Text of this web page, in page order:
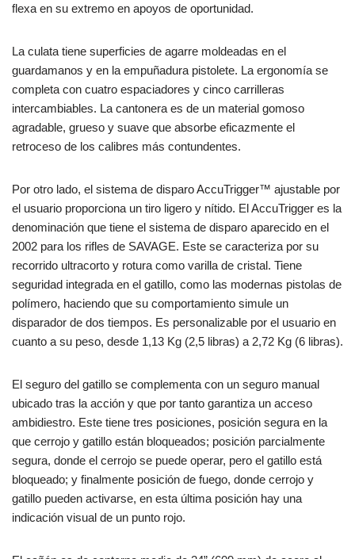
flexa en su extremo en apoyos de oportunidad.
La culata tiene superficies de agarre moldeadas en el
guardamanos y en la empuñadura pistolete. La ergonomía se
completa con cuatro espaciadores y cinco carrilleras
intercambiables. La cantonera es de un material gomoso
agradable, grueso y suave que absorbe eficazmente el
retroceso de los calibres más contundentes.
Por otro lado, el sistema de disparo AccuTrigger™ ajustable por
el usuario proporciona un tiro ligero y nítido. El AccuTrigger es la
denominación que tiene el sistema de disparo aparecido en el
2002 para los rifles de SAVAGE. Este se caracteriza por su
recorrido ultracorto y rotura como varilla de cristal. Tiene
seguridad integrada en el gatillo, como las modernas pistolas de
polímero, haciendo que su comportamiento simule un
disparador de dos tiempos. Es personalizable por el usuario en
cuanto a su peso, desde 1,13 Kg (2,5 libras) a 2,72 Kg (6 libras).
El seguro del gatillo se complementa con un seguro manual
ubicado tras la acción y que por tanto garantiza un acceso
ambidiestro. Este tiene tres posiciones, posición segura en la
que cerrojo y gatillo están bloqueados; posición parcialmente
segura, donde el cerrojo se puede operar, pero el gatillo está
bloqueado; y finalmente posición de fuego, donde cerrojo y
gatillo pueden activarse, en esta última posición hay una
indicación visual de un punto rojo.